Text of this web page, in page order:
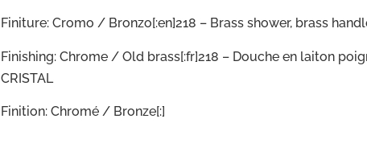
Finiture: Cromo / Bronzo[:en]218 – Brass shower, brass
Finishing: Chrome / Old brass[:fr]218 – Douche en laiton
CRISTAL
Finition: Chromé / Bronze[:]